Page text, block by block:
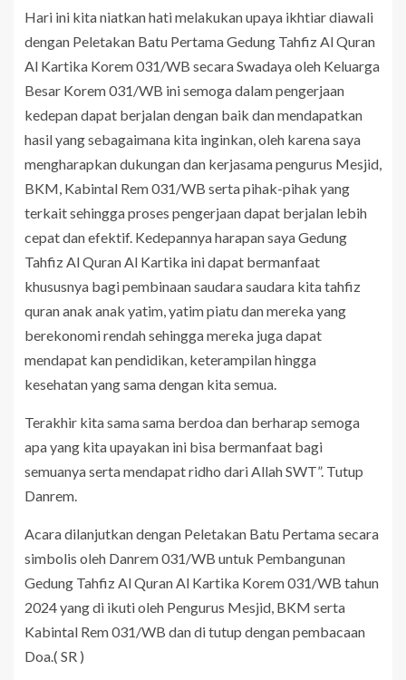
Hari ini kita niatkan hati melakukan upaya ikhtiar diawali
dengan Peletakan Batu Pertama Gedung Tahfiz Al Quran
Al Kartika Korem 031/WB secara Swadaya oleh Keluarga
Besar Korem 031/WB ini semoga dalam pengerjaan
kedepan dapat berjalan dengan baik dan mendapatkan
hasil yang sebagaimana kita inginkan, oleh karena saya
mengharapkan dukungan dan kerjasama pengurus Mesjid,
BKM, Kabintal Rem 031/WB serta pihak-pihak yang
terkait sehingga proses pengerjaan dapat berjalan lebih
cepat dan efektif. Kedepannya harapan saya Gedung
Tahfiz Al Quran Al Kartika ini dapat bermanfaat
khususnya bagi pembinaan saudara saudara kita tahfiz
quran anak anak yatim, yatim piatu dan mereka yang
berekonomi rendah sehingga mereka juga dapat
mendapat kan pendidikan, keterampilan hingga
kesehatan yang sama dengan kita semua.
Terakhir kita sama sama berdoa dan berharap semoga
apa yang kita upayakan ini bisa bermanfaat bagi
semuanya serta mendapat ridho dari Allah SWT”. Tutup
Danrem.
Acara dilanjutkan dengan Peletakan Batu Pertama secara
simbolis oleh Danrem 031/WB untuk Pembangunan
Gedung Tahfiz Al Quran Al Kartika Korem 031/WB tahun
2024 yang di ikuti oleh Pengurus Mesjid, BKM serta
Kabintal Rem 031/WB dan di tutup dengan pembacaan
Doa.( SR )